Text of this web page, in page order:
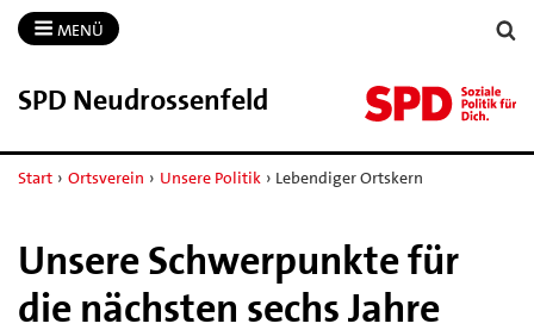
MENÜ
SPD Neudrossenfeld
Start › Ortsverein › Unsere Politik › Lebendiger Ortskern
Unsere Schwerpunkte für
die nächsten sechs Jahre